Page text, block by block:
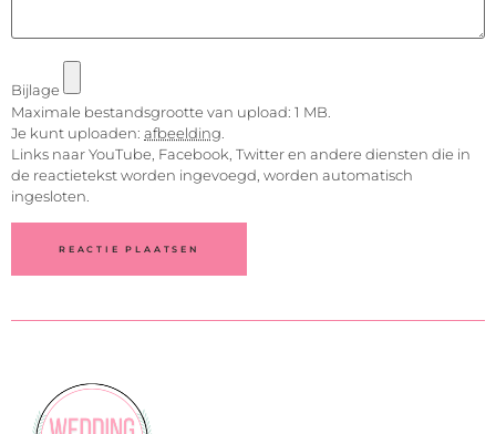
Bijlage
Maximale bestandsgrootte van upload: 1 MB.
Je kunt uploaden: afbeelding
Links naar YouTube, Facebook, Twitter en andere diensten die in
de reactietekst worden ingevoegd, worden automatisch
ingesloten.